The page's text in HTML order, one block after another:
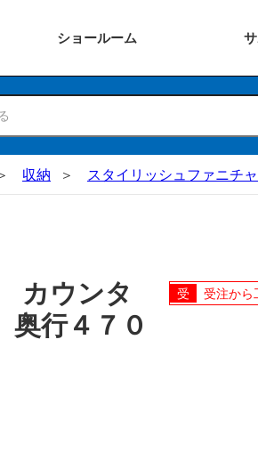
ショールーム
収納 スタイリッシュファニチ
カウンタ
行４７０
受注から